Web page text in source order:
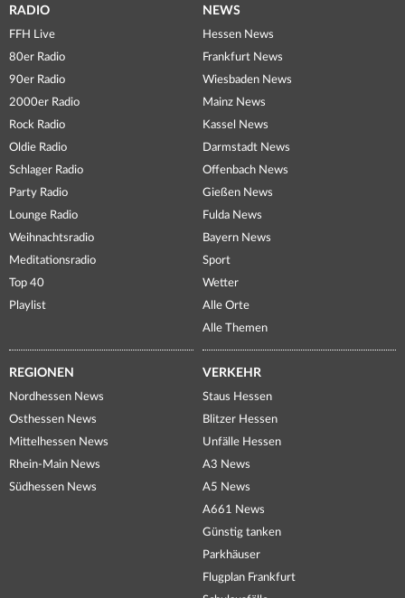
RADIO
FFH Live
80er Radio
90er Radio
2000er Radio
Rock Radio
Oldie Radio
Schlager Radio
Party Radio
Lounge Radio
Weihnachtsradio
Meditationsradio
Top 40
Playlist
NEWS
Hessen News
Frankfurt News
Wiesbaden News
Mainz News
Kassel News
Darmstadt News
Offenbach News
Gießen News
Fulda News
Bayern News
Sport
Wetter
Alle Orte
Alle Themen
REGIONEN
Nordhessen News
Osthessen News
Mittelhessen News
Rhein-Main News
Südhessen News
VERKEHR
Staus Hessen
Blitzer Hessen
Unfälle Hessen
A3 News
A5 News
A661 News
Günstig tanken
Parkhäuser
Flugplan Frankfurt